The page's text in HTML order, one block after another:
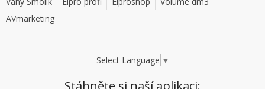
AVmarketing
Select Language ▼
Stáhněte si naší aplikaci: